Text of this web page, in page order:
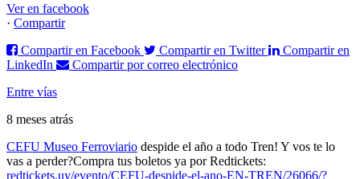
Ver en facebook
· Compartir
Compartir en Facebook
Compartir en Twitter
Compartir en
LinkedIn
Compartir por correo electrónico
Entre vías
8 meses atrás
CEFU Museo Ferroviario despide el año a todo Tren! Y vos te lo
vas a perder?Compra tus boletos ya por Redtickets:
redtickets.uy/evento/CEFU-despide-el-ano-EN-TREN/26066/?